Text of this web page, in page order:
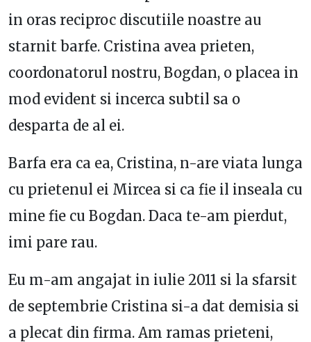
in oras reciproc discutiile noastre au
starnit barfe. Cristina avea prieten,
coordonatorul nostru, Bogdan, o placea in
mod evident si incerca subtil sa o
desparta de al ei.
Barfa era ca ea, Cristina, n-are viata lunga
cu prietenul ei Mircea si ca fie il inseala cu
mine fie cu Bogdan. Daca te-am pierdut,
imi pare rau.
Eu m-am angajat in iulie 2011 si la sfarsit
de septembrie Cristina si-a dat demisia si
a plecat din firma. Am ramas prieteni,